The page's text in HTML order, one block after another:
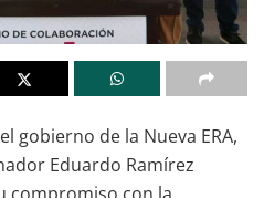
gobierno de la Nueva ERA,
Eduardo Ramírez
compromiso con la